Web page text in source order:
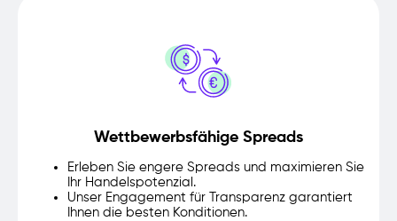
Wettbewerbsfähige Spreads
Erleben Sie engere Spreads und maximieren Sie
Ihr Handelspotenzial.
Unser Engagement für Transparenz garantiert
Ihnen die besten Konditionen.